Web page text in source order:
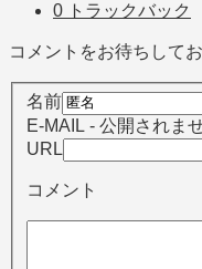
0 トラックバック
コメントをお待ちしてお
名前
E-MAIL - 公開されま
URL
コメント